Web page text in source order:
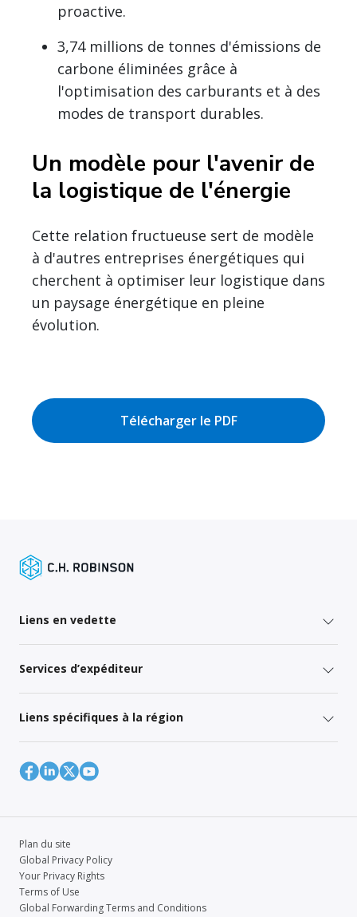
proactive.
3,74 millions de tonnes d'émissions de
carbone éliminées grâce à
l'optimisation des carburants et à des
modes de transport durables.
Un modèle pour l'avenir de
la logistique de l'énergie
Cette relation fructueuse sert de modèle
à d'autres entreprises énergétiques qui
cherchent à optimiser leur logistique dans
un paysage énergétique en pleine
évolution.
Télécharger le PDF
Liens en vedette
Services d’expéditeur
Liens spécifiques à la région
Plan du site
Global Privacy Policy
Your Privacy Rights
Terms of Use
Global Forwarding Terms and Conditions